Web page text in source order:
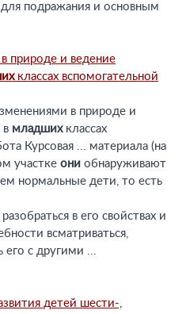
подражания и основным
природе и ведение
классах вспомогательной
в природе и
в младшихклассах
Курсовая ... материала (на
участке они обнаруживают
нормальные дети, то есть
в его свойствах и
всматриваться,
его с другими ...
детей шести-,